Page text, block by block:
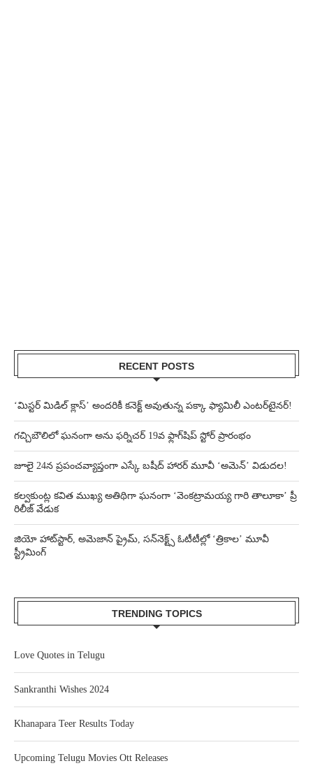
RECENT POSTS
‘మిస్టర్ మిడిల్ క్లాస్’ అందరికీ కనెక్ట్ అవుతున్న పక్కా ఫ్యామిలీ ఎంటర్‌టైనర్!
గచ్చిబౌలిలో ఘనంగా అను ఫర్నిచర్ 19వ ఫ్లాగ్‌షిప్ స్టోర్ ప్రారంభం
జూలై 24న ప్రపంచవ్యాప్తంగా ఎస్కే బషీద్‌ హారర్ మూవీ ‘అమెన్’ విడుదల!
కల్వకుంట్ల కవిత ముఖ్య అతిథిగా ఘనంగా ‘వెంకట్రామయ్య గారి తాలూకా’ ప్రీ
రిలీజ్ వేడుక
జియో హాట్‌స్టార్, అమెజాన్ ప్రైమ్, సన్‌నెక్ట్స్ ఓటీటీల్లో ‘త్రికాల’ మూవీ
స్ట్రీమింగ్
TRENDING TOPICS
Love Quotes in Telugu
Sankranthi Wishes 2024
Khanapara Teer Results Today
Upcoming Telugu Movies Ott Releases